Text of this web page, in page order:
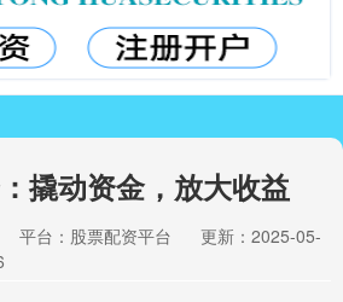
撬动资金，放大收益
平台：股票配资平台
更新：2025-05-